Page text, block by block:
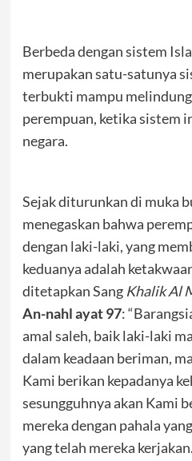
Berbeda dengan sistem
merupakan satu-satunya
terbukti mampu
perempuan, ketika sistem
negara.
Sejak diturunkan di muka
menegaskan bahwa
dengan laki-laki, yang
keduanya adalah
ditetapkan Sang Khalik Al
An-nahlayat 97:
amal saleh, baik laki-laki
dalam keadaan beriman,
Kami berikan kepadanya
sesungguhnya akan Kami
mereka dengan pahala
yang telah mereka